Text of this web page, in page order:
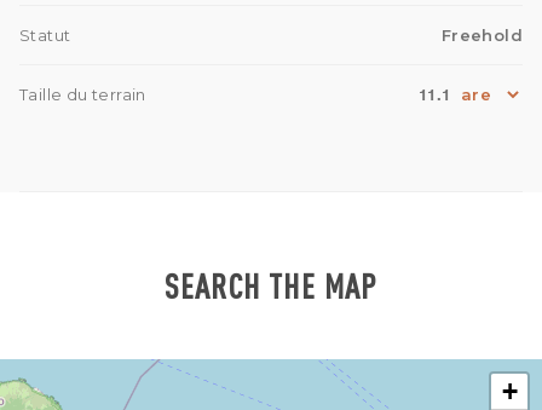
Statut Freehold
Taille du terrain 11.1
SEARCH THE MAP
+